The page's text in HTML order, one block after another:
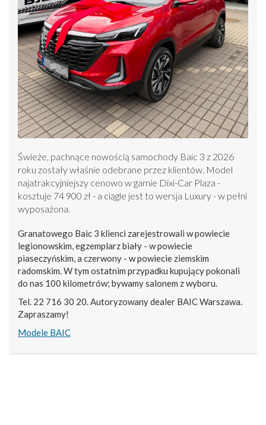
Świeże, pachnące nowością samochody Baic 3 z 2026
roku zostały właśnie odebrane przez klientów. Model
najatrakcyjniejszy cenowo w gamie Dixi-Car Plaza -
kosztuje 74 900 zł - a ciągle jest to wersja Luxury - w pełni
wyposażona.
Granatowego Baic 3 klienci zarejestrowali w powiecie
legionowskim, egzemplarz biały - w powiecie
piaseczyńskim, a czerwony - w powiecie ziemskim
radomskim. W tym ostatnim przypadku kupujący pokonali
do nas 100 kilometrów; bywamy salonem z wyboru.
Tel. 22 716 30 20. Autoryzowany dealer BAIC Warszawa.
Zapraszamy!
Modele BAIC